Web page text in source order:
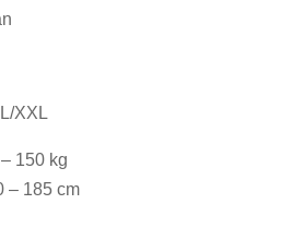
XXL
150 kg
– 185 cm